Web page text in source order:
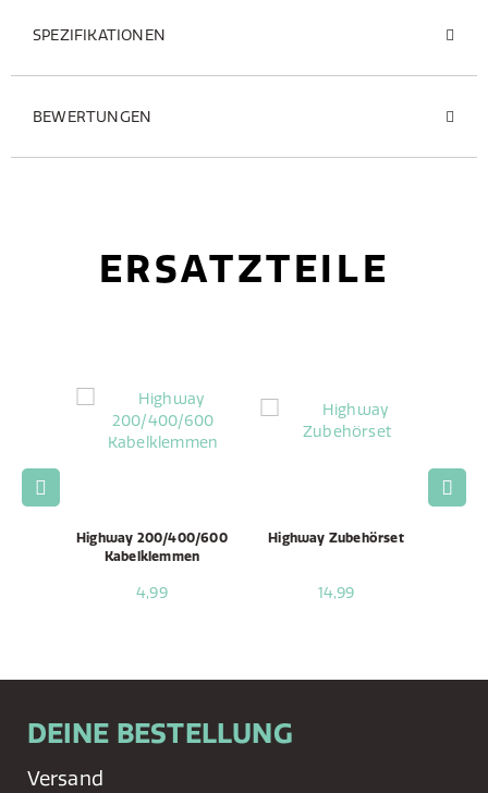
SPEZIFIKATIONEN
BEWERTUNGEN
ERSATZTEILE
Highway 200/400/600
Kabelklemmen
4,99
Highway Zubehörset
14,99
DEINE BESTELLUNG
Versand